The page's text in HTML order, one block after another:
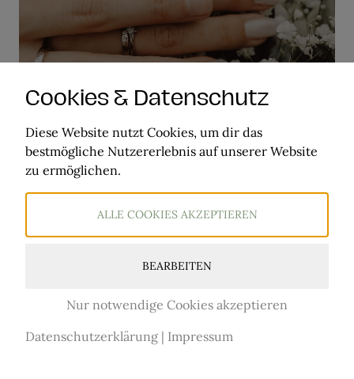
sein mit unserer Erfahrung bei
natürlich Gold. …“
Cookies & Datenschutz
Diese Website nutzt Cookies, um dir das
bestmögliche Nutzererlebnis auf unserer Website
zu ermöglichen.
ALLE COOKIES AKZEPTIEREN
BEARBEITEN
Nur notwendige Cookies akzeptieren
Datenschutzerklärung | Impressum